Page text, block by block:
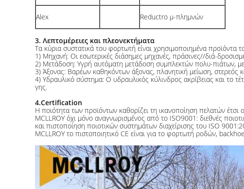
Alex Reductro μ-πλημνών
3. Λεπτομέρειες και πλεονεκτήματα
Τα κύρια συστατικά του φορτωτή είναι χρησιμοποιημένα προϊόντα
1) Μηχανή: Οι εσωτερικές διάσημες μηχανές, πράσινες//διά-
2) Μετάδοση: Υγρή αυτόματη μετάδοση συμπλεκτών πολυ-πιάτων,
3) Άξονας: Βαρέων καθηκόντων άξονας, πλανητική μείωση, στερεός
4) Υδραυλικό σύστημα: Ο υδραυλικός κύλινδρος ακρίβειας και το
γης.
4.Certification
Η ποιότητα των προϊόντων καθορίζει τη ικανοποίηση πελατών έτσι
MCLLROY όχι μόνο αναγνωρισμένος από το ISO9001: διεθνές
και πιστοποίηση ποιοτικών συστημάτων διαχείρισης του ISO
MCLLROY το πιστοποιητικό CE είναι για το φορτωτή ροδών,